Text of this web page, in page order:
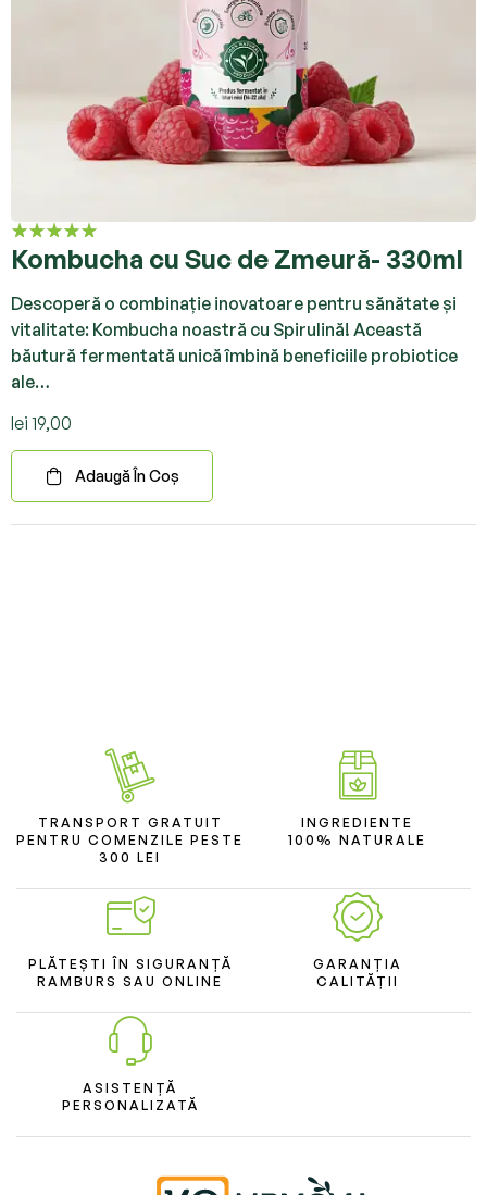
Evaluat la
Kombucha cu Suc de Zmeură- 330ml
Descoperă o combinație inovatoare pentru sănătate și
vitalitate: Kombucha noastră cu Spirulină! Această
băutură fermentată unică îmbină beneficiile probiotice
ale…
lei 19,00
Adaugă În Coș
TRANSPORT GRATUIT
PENTRU COMENZILE PESTE
300 LEI
INGREDIENTE
100% NATURALE
PLĂTEȘTI ÎN SIGURANȚĂ
RAMBURS SAU ONLINE
GARANȚIA
CALITĂȚII
ASISTENȚĂ
PERSONALIZATĂ